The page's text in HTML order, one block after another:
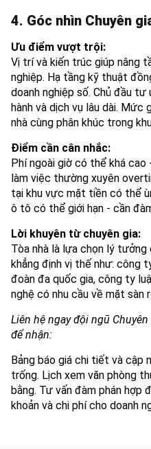
4. Góc nhìn Chuyên
Ưu điểm vượt trội:
Vị trí và kiến trúc giúp nâng
nghiệp. Hạ tầng kỹ thuật
doanh nghiệp số. Chủ đầu
hành và dịch vụ lâu dài. Mức
nhà cùng phân khúc trong
Điểm cần cân nhắc:
Phí ngoài giờ có thể khá
làm việc thường xuyên
tại khu vực mặt tiền có thể
ô tô có thể giới hạn - cần
Lời khuyên từ chuyên gia:
Tòa nhà là lựa chọn lý
khẳng định vị thế như: công
đoàn đa quốc gia, công ty
nghệ có nhu cầu về mặt sàn
Liên hệ ngay đội ngũ
để nhận:
Bảng báo giá chi tiết và cập
trống. Lịch xem văn phòng
bằng. Tư vấn đàm phán hợp
khoản và chi phí cho doanh